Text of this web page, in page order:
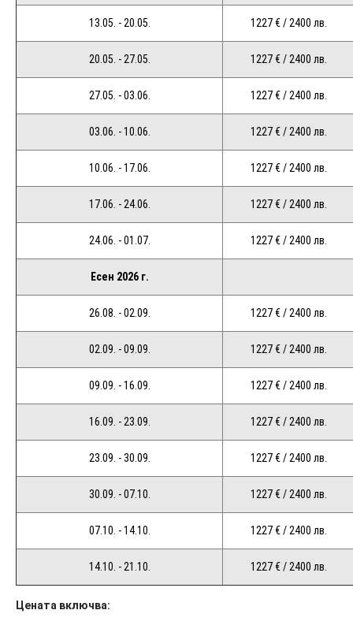
13.05. - 20.05. 1227 € / 2400 лв.
20.05. - 27.05. 1227 € / 2400 лв.
27.05. - 03.06. 1227 € / 2400 лв.
03.06. - 10.06. 1227 € / 2400 лв.
10.06. - 17.06. 1227 € / 2400 лв.
17.06. - 24.06. 1227 € / 2400 лв.
24.06. - 01.07. 1227 € / 2400 лв.
Есен 2026 г.
26.08. - 02.09. 1227 € / 2400 лв.
02.09. - 09.09. 1227 € / 2400 лв.
09.09. - 16.09. 1227 € / 2400 лв.
16.09. - 23.09. 1227 € / 2400 лв.
23.09. - 30.09. 1227 € / 2400 лв.
30.09. - 07.10. 1227 € / 2400 лв.
07.10. - 14.10. 1227 € / 2400 лв.
14.10. - 21.10. 1227 € / 2400 лв.
Цената включва: